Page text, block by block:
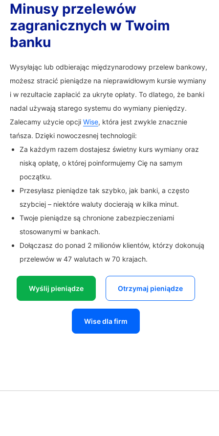
Minusy przelewów
zagranicznych w Twoim
banku
Wysyłając lub odbierając międzynarodowy przelew bankowy,
możesz stracić pieniądze na nieprawidłowym kursie wymiany
i w rezultacie zapłacić za ukryte opłaty. To dlatego, że banki
nadal używają starego systemu do wymiany pieniędzy.
Zalecamy użycie opcji Wise, która jest zwykle znacznie
tańsza. Dzięki nowoczesnej technologii:
Za każdym razem dostajesz świetny kurs wymiany oraz
niską opłatę, o której poinformujemy Cię na samym
początku.
Przesyłasz pieniądze tak szybko, jak banki, a często
szybciej – niektóre waluty docierają w kilka minut.
Twoje pieniądze są chronione zabezpieczeniami
stosowanymi w bankach.
Dołączasz do ponad 2 milionów klientów, którzy dokonują
przelewów w 47 walutach w 70 krajach.
Wyślij pieniądze Otrzymaj pieniądze
Wise dla firm